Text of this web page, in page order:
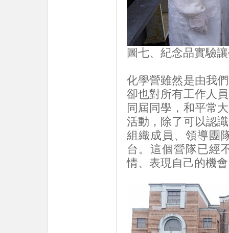
圖七、紀念品實驗
化學營雖然是由我
卻也對所有工作人
同屆同學，和平常
活動，除了可以認
組織成員、領導團
台。這個營隊已經
情、表現自己的機